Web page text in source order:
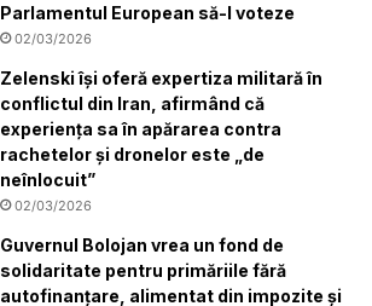
Parlamentul European să-l voteze
02/03/2026
Zelenski își oferă expertiza militară în
conflictul din Iran, afirmând că
experiența sa în apărarea contra
rachetelor și dronelor este „de
neînlocuit”
02/03/2026
Guvernul Bolojan vrea un fond de
solidaritate pentru primăriile fără
autofinanțare, alimentat din impozite și